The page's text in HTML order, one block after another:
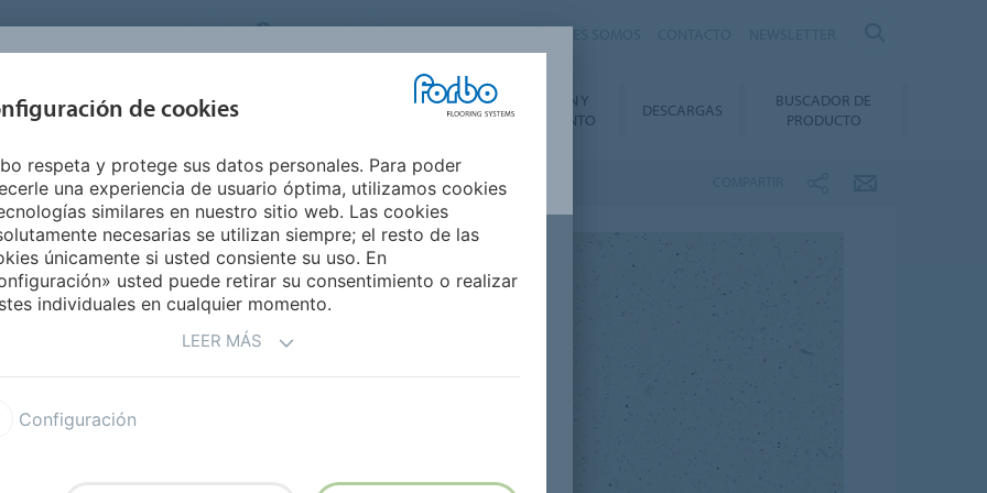
FLOORING SYSTEMS SPAIN
SEGMENTOS
INSPIRACIÓN Y
REFERENCIAS
SOSTENIBILIDAD
INSTALACIÓN Y
MANTENIMIENTO
DESCARGAS
BUSCADOR DE
PRODUCTO
Surestep Fast Fit
safety vinyl suitable for an
variety of existing
de cookies
respeta y protege sus datos personales. Para poder
una experiencia de usuario óptima, utilizamos cookies
similares en nuestro sitio web. Las cookies
necesarias se utilizan siempre; el resto de las
únicamente si usted consiente su uso. En
usted puede retirar su consentimiento o realizar
individuales en cualquier momento.
LEER MÁS
Configuración